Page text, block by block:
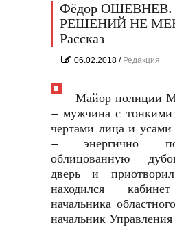
Фёдор
РЕШЕНИЙ НЕ
Рассказ
06.02.2018 / Редакция
Майор полиции
– мужчина с
чертами лица и
– энергично
облицованную
дверь и
находился
начальника
начальник